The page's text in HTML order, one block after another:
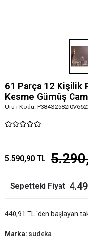
61 Parça 12 Kişilik
Kesme Gümüş Cam
Ürün Kodu:
5.590,90 TL
Sepetteki Fiyat
440,91 TL 'den başlayan
Marka: sudeka